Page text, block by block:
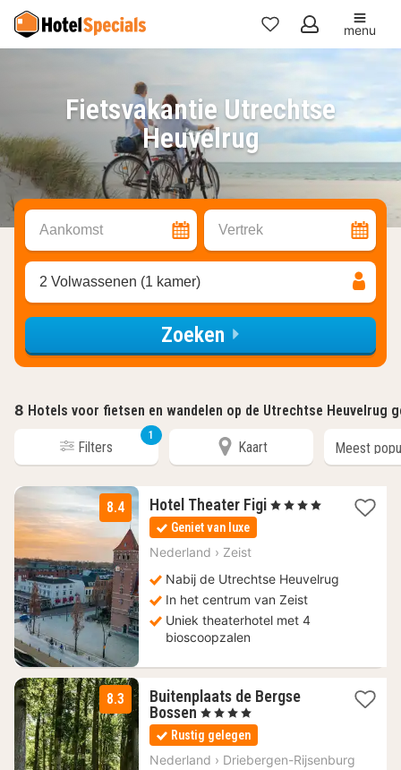
Mijn
menu
Fietsvakantie Utrechtse
Heuvelrug
Aankomst Vertrek
2 Volwassenen (1 kamer)
Zoeken
8 Hotels voor fietsen en wandelen op de Utrechtse Heuvelrug
Filters
1
Kaart
8.4 Hotel Theater Figi 1
, 4 Sterren
Geniet van luxe
Nederland › Zeist
Nabij de Utrechtse Heuvelrug
In het centrum van Zeist
Uniek theaterhotel met 4
bioscoopzalen
8.3
Buitenplaats de Bergse
Bossen 1
nacht
vanaf
79,09
, 4 Sterren
Rustig gelegen
Nederland › Driebergen-Rijsenburg